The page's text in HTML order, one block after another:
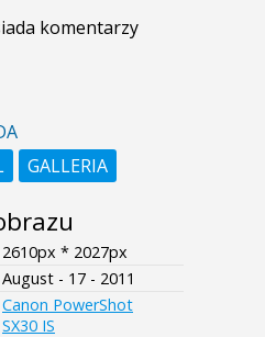
komentarzy
GALLERIA
2610px * 2027px
August - 17 - 2011
Canon PowerShot
SX30 IS